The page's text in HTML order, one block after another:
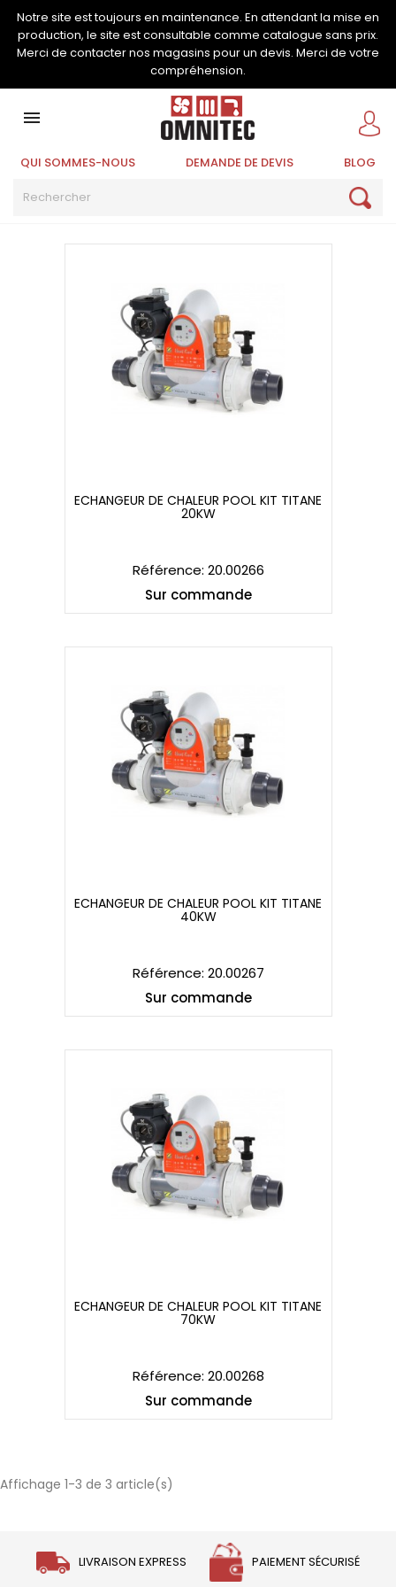
Notre site est toujours en maintenance. En attendant la mise en
production, le site est consultable comme catalogue sans prix.
Merci de contacter nos magasins pour un devis. Merci de votre
compréhension.

QUI SOMMES-NOUS DEMANDE DE DEVIS BLOG
ECHANGEUR DE CHALEUR POOL KIT TITANE
20KW
Référence: 20.00266
Sur commande
ECHANGEUR DE CHALEUR POOL KIT TITANE
40KW
Référence: 20.00267
Sur commande
ECHANGEUR DE CHALEUR POOL KIT TITANE
70KW
Référence: 20.00268
Sur commande
Affichage 1-3 de 3 article(s)
LIVRAISON EXPRESS PAIEMENT SÉCURISÉ